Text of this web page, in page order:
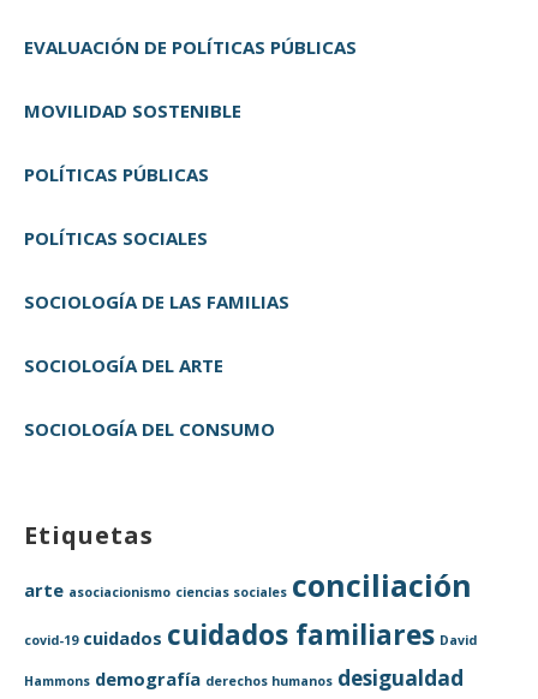
EVALUACIÓN DE POLÍTICAS PÚBLICAS
MOVILIDAD SOSTENIBLE
POLÍTICAS PÚBLICAS
POLÍTICAS SOCIALES
SOCIOLOGÍA DE LAS FAMILIAS
SOCIOLOGÍA DEL ARTE
SOCIOLOGÍA DEL CONSUMO
Etiquetas
arte asociacionismo ciencias sociales conciliación
covid-19 cuidados cuidados familiares David
Hammons demografía derechos humanos desigualdad